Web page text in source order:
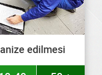
edilmesi